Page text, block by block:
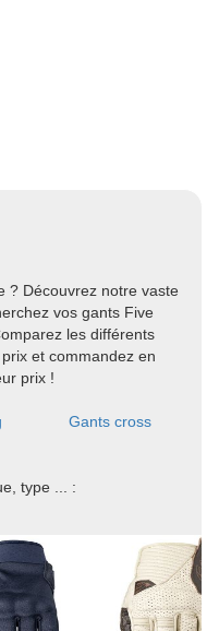
? Découvrez notre vaste
vos gants Five
les différents
et commandez en
prix !
Gants cross
type ... :